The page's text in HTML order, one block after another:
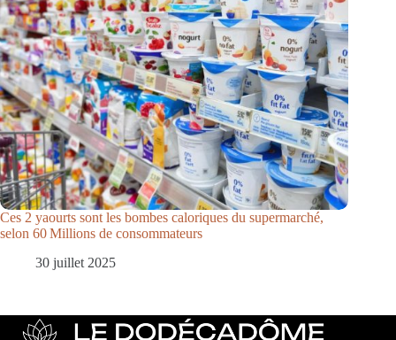
Ces 2 yaourts sont les bombes caloriques du supermarché,
selon 60 Millions de consommateurs
30 juillet 2025